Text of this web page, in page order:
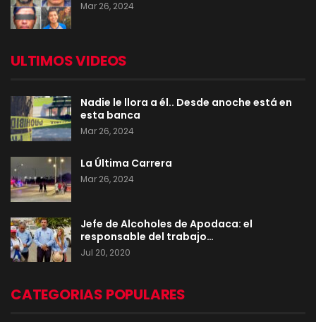
Mar 26, 2024
ULTIMOS VIDEOS
Nadie le llora a él.. Desde anoche está en
esta banca
Mar 26, 2024
La Última Carrera
Mar 26, 2024
Jefe de Alcoholes de Apodaca: el
responsable del trabajo…
Jul 20, 2020
CATEGORIAS POPULARES